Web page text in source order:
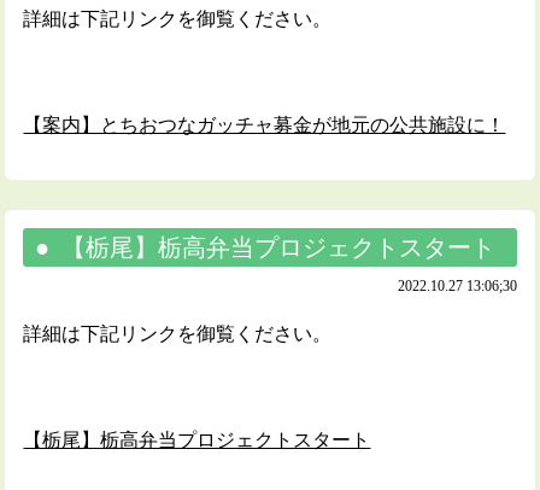
詳細は下記リンクを御覧ください。
【案内】とちおつなガッチャ募金が地元の公共施設に！
【栃尾】栃高弁当プロジェクトスタート
2022.10.27 13:06;30
詳細は下記リンクを御覧ください。
【栃尾】栃高弁当プロジェクトスタート